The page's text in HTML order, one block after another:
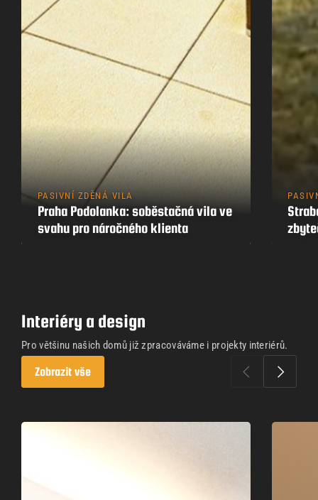
PASIVNÍ ZDĚNÁ VILA
Praha Podolanka: soběstačná vila ve
svahu pro náročného klienta
Interiéry a design
Pro většinu našich domů již zpracováváme i projekty interiérů.
Zobrazit vše